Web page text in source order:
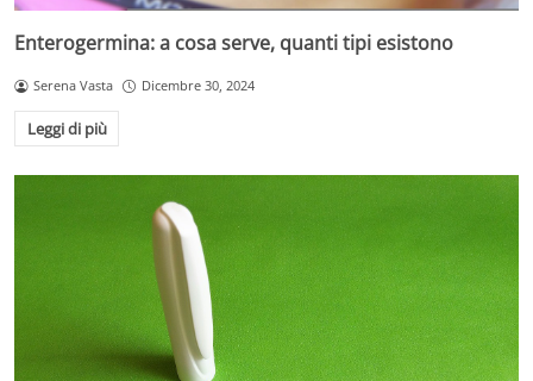
Enterogermina: a cosa serve, quanti tipi esistono
Serena Vasta Dicembre 30, 2024
Leggi di più